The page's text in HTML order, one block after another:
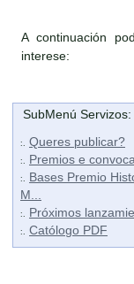
A continuación
interese:
SubMenú Servizos:
:. Queres publicar?
:. Premios e
:.
Bases Premio
M...
:. Próximos
:. Católogo PDF